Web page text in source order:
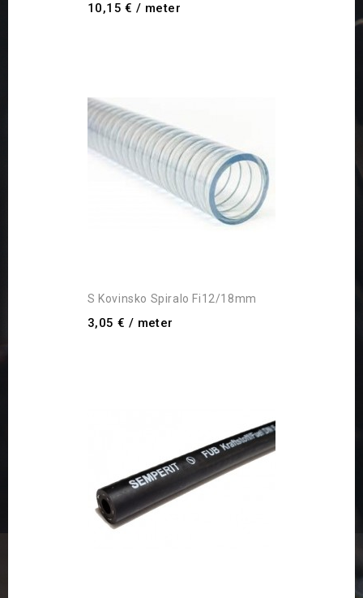
10,15 € / meter
S Kovinsko Spiralo Fi12/18mm
3,05 € / meter